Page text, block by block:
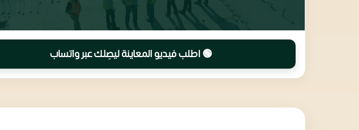
🟢 اطلب فيديو المعاينة ليصِلك عبر واتساب